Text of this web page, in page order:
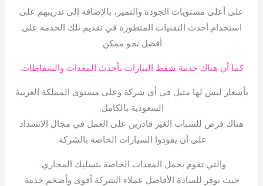
على أعلى مستويات الجودة والتميز، بالإضافة إلى تدريبهم على
استخدام أحدث التقنيات المتطورة في تقديم تلك الخدمة على
أفضل نحو ممكن.
كما أن هناك خدمة شفط البيارات بأحدث المعدات والشفاطات.
بأسعار ليس لها مثيل في أي شركة وعلى مستوى المملكة العربية
السعودية بالكامل.
هناك فرص للشباب الغير قادرين على العمل في مجال الانسداد
على أن يقودوا السيارات الخاصة بالشركة.
والتي تقوم بحمل المعدات الخاصة بتسليك المجاري .
حيث نوفر للسادة الأفاضل عملاء الشركة أقوى وأضخم خدمة